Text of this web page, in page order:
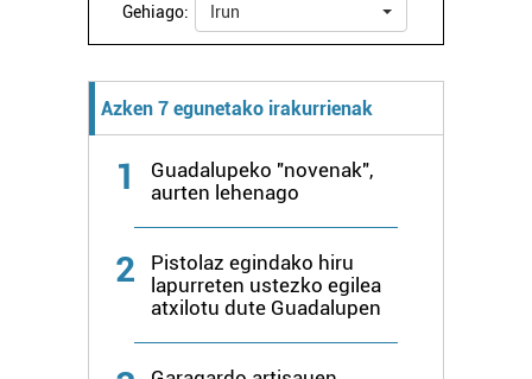
Gehiago: Irun
Azken 7 egunetako irakurrienak
1
Guadalupeko "novenak",
aurten lehenago
2
Pistolaz egindako hiru
lapurreten ustezko egilea
atxilotu dute Guadalupen